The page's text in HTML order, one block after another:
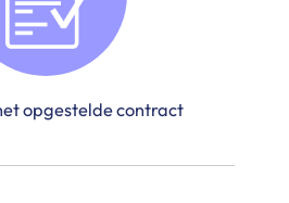
opgestelde contract